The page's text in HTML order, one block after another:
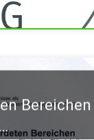
Bereichen